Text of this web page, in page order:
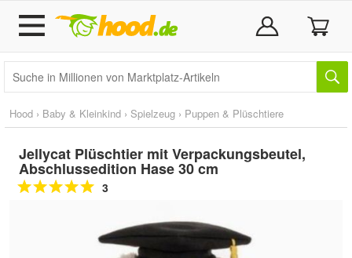
Hood › Baby & Kleinkind › Spielzeug › Puppen & Plüschtiere
Jellycat Plüschtier mit Verpackungsbeutel,
Abschlussedition Hase 30 cm
3